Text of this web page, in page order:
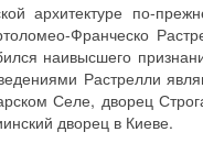
архитектуре по-
Франческо
наивысшего
Растрелли
Селе, дворец
дворец в Киеве.